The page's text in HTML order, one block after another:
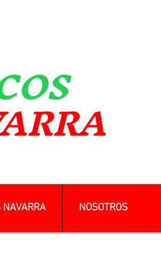
NAVARRA NOSOTROS